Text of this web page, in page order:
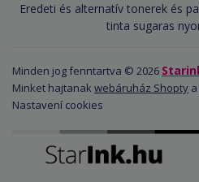
Eredeti és alternatív tonerek és
tinta sugaras
Minden jog fenntartva © 2026
Minket hajtanak webáruház Shopty a
Nastavení cookies